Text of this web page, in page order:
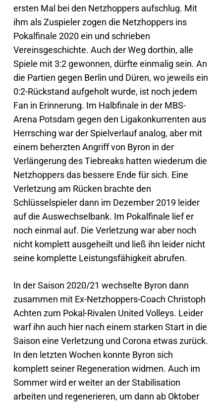
ersten Mal bei den Netzhoppers aufschlug. Mit
ihm als Zuspieler zogen die Netzhoppers ins
Pokalfinale 2020 ein und schrieben
Vereinsgeschichte. Auch der Weg dorthin, alle
Spiele mit 3:2 gewonnen, dürfte einmalig sein. An
die Partien gegen Berlin und Düren, wo jeweils ein
0:2-Rückstand aufgeholt wurde, ist noch jedem
Fan in Erinnerung. Im Halbfinale in der MBS-
Arena Potsdam gegen den Ligakonkurrenten aus
Herrsching war der Spielverlauf analog, aber mit
einem beherzten Angriff von Byron in der
Verlängerung des Tiebreaks hatten wiederum die
Netzhoppers das bessere Ende für sich. Eine
Verletzung am Rücken brachte den
Schlüsselspieler dann im Dezember 2019 leider
auf die Auswechselbank. Im Pokalfinale lief er
noch einmal auf. Die Verletzung war aber noch
nicht komplett ausgeheilt und ließ ihn leider nicht
seine komplette Leistungsfähigkeit abrufen.
In der Saison 2020/21 wechselte Byron dann
zusammen mit Ex-Netzhoppers-Coach Christoph
Achten zum Pokal-Rivalen United Volleys. Leider
warf ihn auch hier nach einem starken Start in die
Saison eine Verletzung und Corona etwas zurück.
In den letzten Wochen konnte Byron sich
komplett seiner Regeneration widmen. Auch im
Sommer wird er weiter an der Stabilisation
arbeiten und regenerieren, um dann ab Oktober